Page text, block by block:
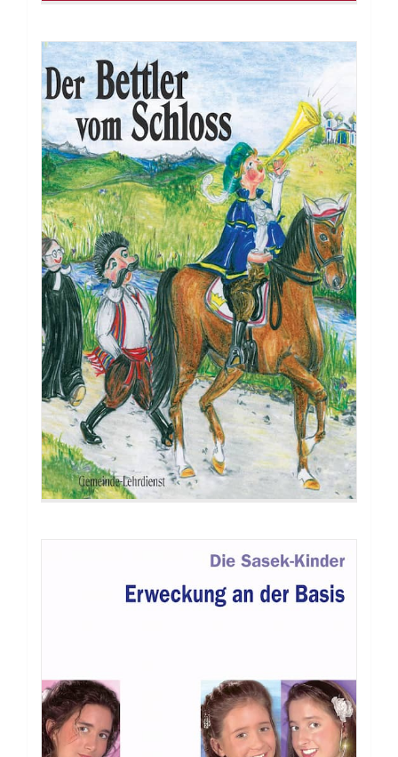
Buch: Erweckung an der Basis